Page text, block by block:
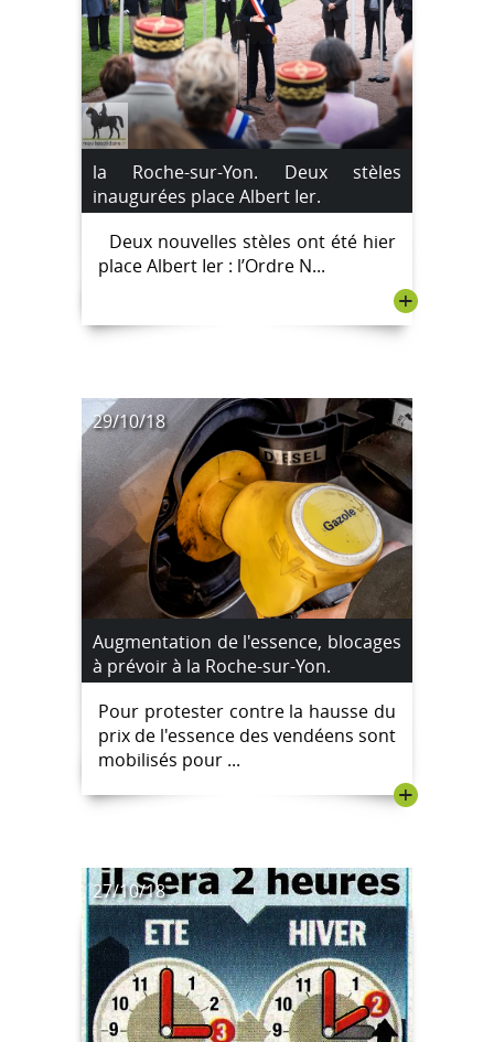
la Roche-sur-Yon. Deux stèles
inaugurées place Albert Ier.
Deux nouvelles stèles ont été hier
place Albert Ier : l’Ordre N...
+
29/10/18
Augmentation de l'essence, blocages
à prévoir à la Roche-sur-Yon.
Pour protester contre la hausse du
prix de l'essence des vendéens sont
mobilisés pour ...
+
27/10/18